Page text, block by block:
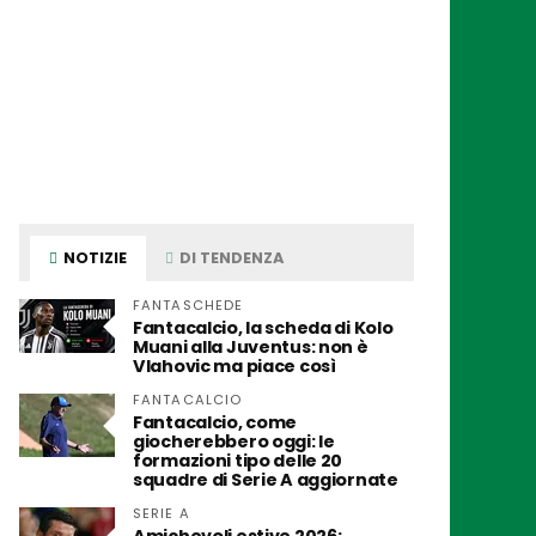
NOTIZIE DI TENDENZA
FANTASCHEDE
Fantacalcio, la scheda di Kolo
Muani alla Juventus: non è
Vlahovic ma piace così
FANTACALCIO
Fantacalcio, come
giocherebbero oggi: le
formazioni tipo delle 20
squadre di Serie A aggiornate
SERIE A